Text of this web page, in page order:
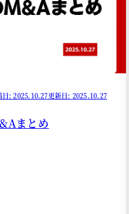
日: 2025.10.27更新日: 2025.10.27
まとめ